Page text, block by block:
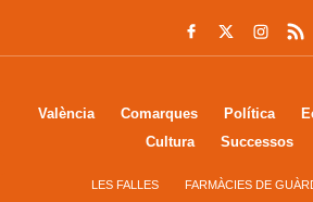
València Comarques Política
Cultura
Successos
LES FALLES FARMÀCIES DE